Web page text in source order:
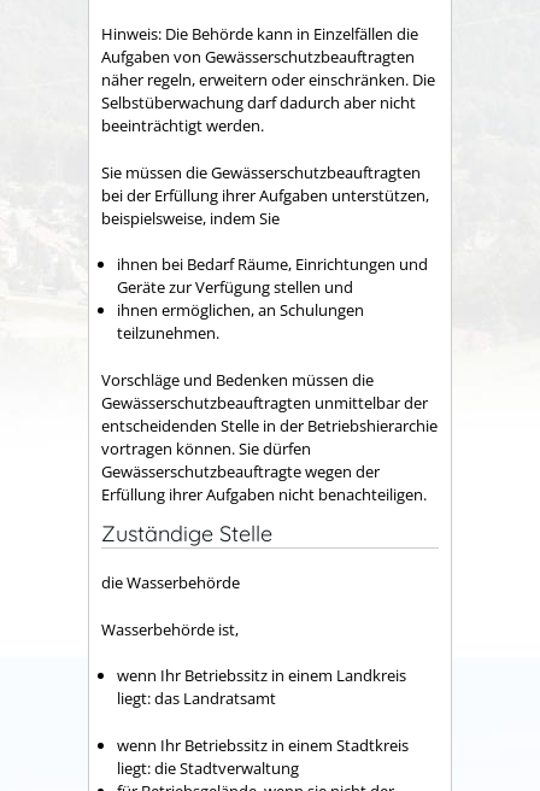
Hinweis: Die Behörde kann in Einzelfällen die
Aufgaben von Gewässerschutzbeauftragten
näher regeln, erweitern oder einschränken. Die
Selbstüberwachung darf dadurch aber nicht
beeinträchtigt werden.
Sie müssen die Gewässerschutzbeauftragten
bei der Erfüllung ihrer Aufgaben unterstützen,
beispielsweise, indem Sie
ihnen bei Bedarf Räume, Einrichtungen und
Geräte zur Verfügung stellen und
ihnen ermöglichen, an Schulungen
teilzunehmen.
Vorschläge und Bedenken müssen die
Gewässerschutzbeauftragten unmittelbar der
entscheidenden Stelle in der Betriebshierarchie
vortragen können. Sie dürfen
Gewässerschutzbeauftragte wegen der
Erfüllung ihrer Aufgaben nicht benachteiligen.
Zuständige Stelle
die Wasserbehörde
Wasserbehörde ist,
wenn Ihr Betriebssitz in einem Landkreis
liegt: das Landratsamt
wenn Ihr Betriebssitz in einem Stadtkreis
liegt: die Stadtverwaltung